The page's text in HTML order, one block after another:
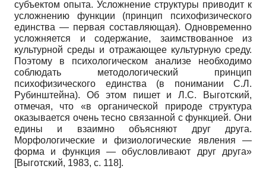
субъектом опыта. Усложнение структуры приводит к
усложнению функции (принцип психофизического
единства — первая составляющая). Одновременно
усложняется и содержание, заимствованное из
культурной среды и отражающее культурную среду.
Поэтому в психологическом анализе необходимо
соблюдать методологический принцип
психофизического единства (в понимании С.Л.
Рубинштейна). Об этом пишет и Л.С. Выготский,
отмечая, что «в органической природе структура
оказывается очень тесно связанной с функцией. Они
едины и взаимно объясняют друг друга.
Морфологические и физиологические явления —
форма и функция — обусловливают друг друга»
[Выготский, 1983, с. 118].